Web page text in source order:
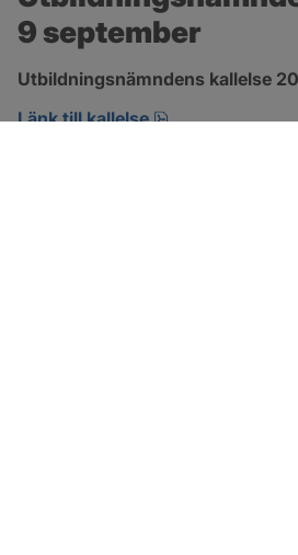
9 september
Utbildningsnämndens kallelse
Länk till kallelse
pdf, 192.8 kB,